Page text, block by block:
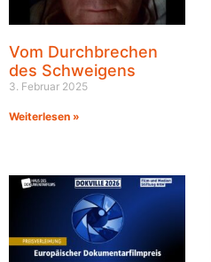
Vom Durchbrechen
des Schweigens
3. Februar 2025
Weiterlesen »